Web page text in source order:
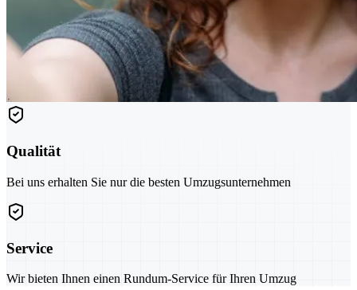
Qualität
Bei uns erhalten Sie nur die besten Umzugsunternehmen
Service
Wir bieten Ihnen einen Rundum-Service für Ihren Umzug